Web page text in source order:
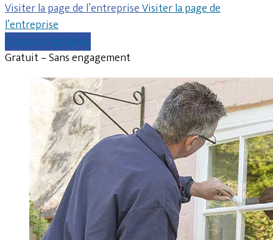
Visiter la page de l’entrepriseVisiter la page de
l’entreprise
Comparer les devis
Gratuit – Sans engagement